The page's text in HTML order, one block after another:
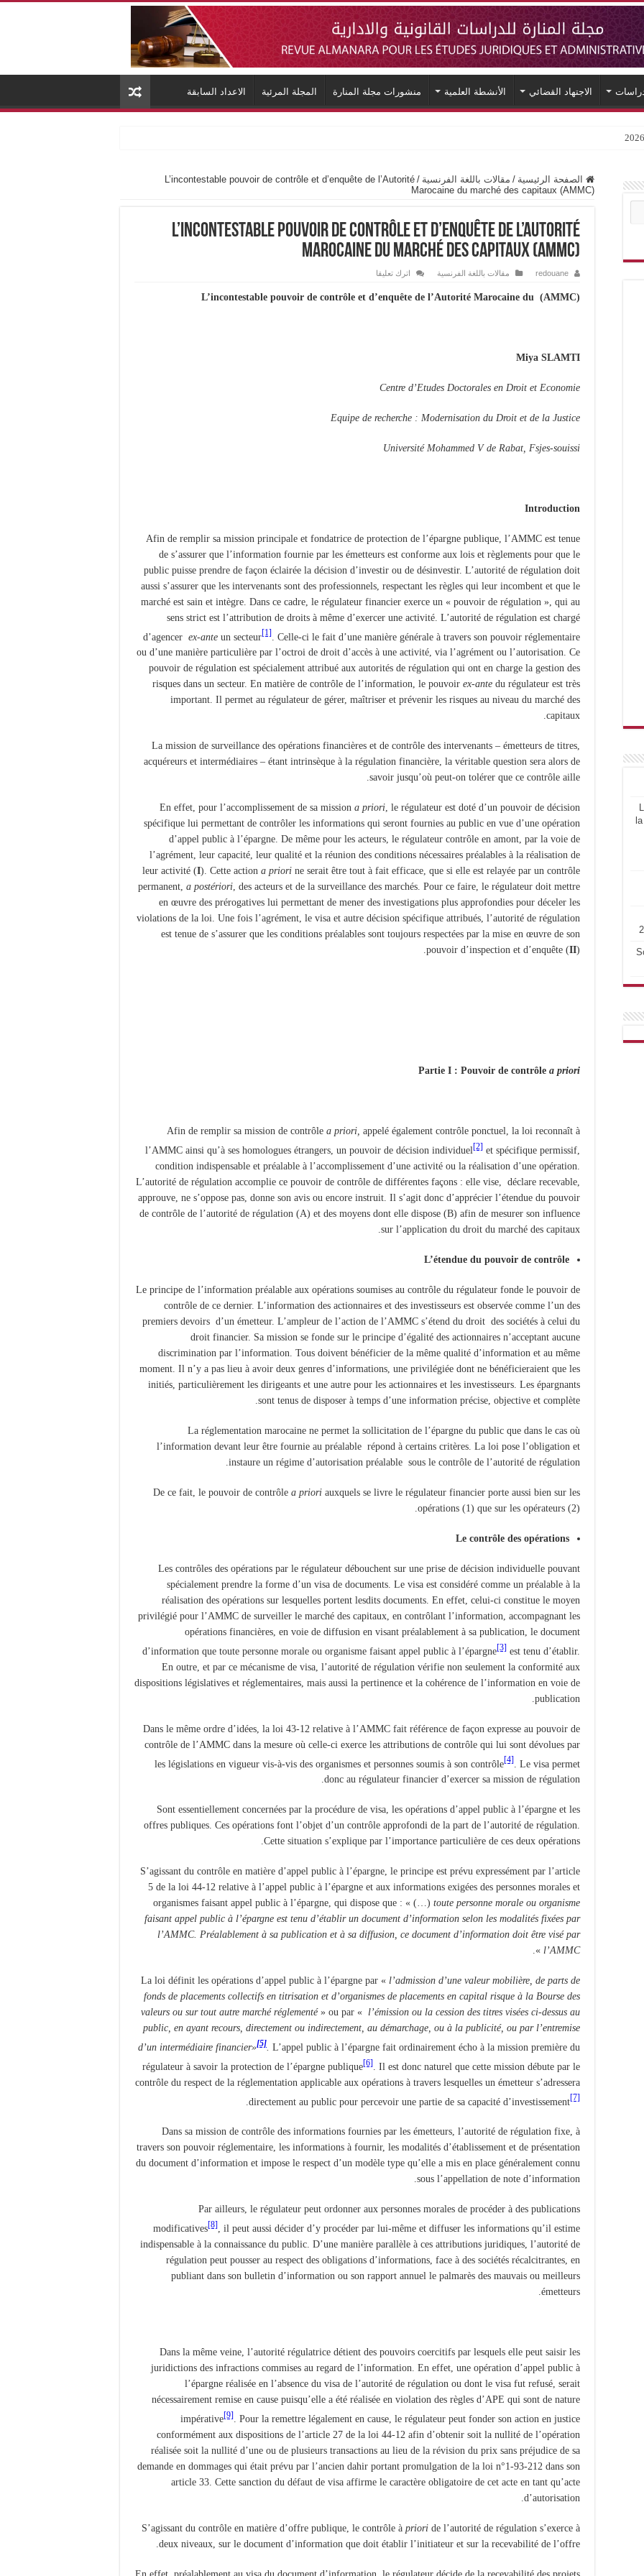
الاجتهاد القضائي الأنشطة العلمية منشورات مجلة المنارة المجلة المرئية الاعداد السابقة
الصفحة الرئيسية / مقالات باللغة الفرنسية /
L’incontestable pouvoir de contrôle et d’enquête de l’Autorité
Marocaine du marché des capitaux (AMMC)
L’incontestable pouvoir de contrôle et d’enquête de l’Autorité
Marocaine du marché des capitaux (AMMC)
redouane مقالات باللغة الفرنسية اترك تعليقا
L’incontestable pouvoir de contrôle et d’enquête de l’Autorité Marocaine du (AMMC)
Miya SLAMTI
Centre d’Etudes Doctorales en Droit et Economie
Equipe de recherche : Modernisation du Droit et de la Justice
Université Mohammed V de Rabat, Fsjes-souissi
Introduction
Afin de remplir sa mission principale et fondatrice de protection de l’épargne publique, l’AMMC est tenue
de s’assurer que l’information fournie par les émetteurs est conforme aux lois et règlements pour que le
public puisse prendre de façon éclairée la décision d’investir ou de désinvestir. L’autorité de régulation doit
aussi s’assurer que les intervenants sont des professionnels, respectant les règles qui leur incombent et que le
marché est sain et intègre. Dans ce cadre, le régulateur financier exerce un « pouvoir de régulation », qui au
sens strict est l’attribution de droits à même d’exercer une activité. L’autorité de régulation est chargé
d’agencer ex-ante un secteur [1]
. Celle-ci le fait d’une manière générale à travers son pouvoir réglementaire
ou d’une manière particulière par l’octroi de droit d’accès à une activité, via l’agrément ou l’autorisation. Ce
pouvoir de régulation est spécialement attribué aux autorités de régulation qui ont en charge la gestion des
risques dans un secteur. En matière de contrôle de l’information, le pouvoir ex-ante du régulateur est très
important. Il permet au régulateur de gérer, maîtriser et prévenir les risques au niveau du marché des
capitaux.
La mission de surveillance des opérations financières et de contrôle des intervenants – émetteurs de titres,
acquéreurs et intermédiaires – étant intrinsèque à la régulation financière, la véritable question sera alors de
savoir jusqu’où peut-on tolérer que ce contrôle aille.
En effet, pour l’accomplissement de sa mission a priori, le régulateur est doté d’un pouvoir de décision
spécifique lui permettant de contrôler les informations qui seront fournies au public en vue d’une opération
d’appel public à l’épargne. De même pour les acteurs, le régulateur contrôle en amont, par la voie de
l’agrément, leur capacité, leur qualité et la réunion des conditions nécessaires préalables à la réalisation de
leur activité (I). Cette action a priori ne serait être tout à fait efficace, que si elle est relayée par un contrôle
permanent, a postériori, des acteurs et de la surveillance des marchés. Pour ce faire, le régulateur doit mettre
en œuvre des prérogatives lui permettant de mener des investigations plus approfondies pour déceler les
violations de la loi. Une fois l’agrément, le visa et autre décision spécifique attribués, l’autorité de régulation
est tenue de s’assurer que les conditions préalables sont toujours respectées par la mise en œuvre de son
pouvoir d’inspection et d’enquête (II).
Partie I : Pouvoir de contrôle a priori
Afin de remplir sa mission de contrôle a priori, appelé également contrôle ponctuel, la loi reconnaît à
l’AMMC ainsi qu’à ses homologues étrangers, un pouvoir de décision individuel [2]
et spécifique permissif,
condition indispensable et préalable à l’accomplissement d’une activité ou la réalisation d’une opération.
L’autorité de régulation accomplie ce pouvoir de contrôle de différentes façons : elle vise, déclare recevable,
approuve, ne s’oppose pas, donne son avis ou encore instruit. Il s’agit donc d’apprécier l’étendue du pouvoir
de contrôle de l’autorité de régulation (A) et des moyens dont elle dispose (B) afin de mesurer son influence
sur l’application du droit du marché des capitaux.
L’étendue du pouvoir de contrôle
Le principe de l’information préalable aux opérations soumises au contrôle du régulateur fonde le pouvoir de
contrôle de ce dernier. L’information des actionnaires et des investisseurs est observée comme l’un des
premiers devoirs d’un émetteur. L’ampleur de l’action de l’AMMC s’étend du droit des sociétés à celui du
droit financier. Sa mission se fonde sur le principe d’égalité des actionnaires n’acceptant aucune
discrimination par l’information. Tous doivent bénéficier de la même qualité d’information et au même
moment. Il n’y a pas lieu à avoir deux genres d’informations, une privilégiée dont ne bénéficieraient que les
initiés, particulièrement les dirigeants et une autre pour les actionnaires et les investisseurs. Les épargnants
sont tenus de disposer à temps d’une information précise, objective et complète.
La réglementation marocaine ne permet la sollicitation de l’épargne du public que dans le cas où
l’information devant leur être fournie au préalable répond à certains critères. La loi pose l’obligation et
instaure un régime d’autorisation préalable sous le contrôle de l’autorité de régulation.
De ce fait, le pouvoir de contrôle a priori auxquels se livre le régulateur financier porte aussi bien sur les
opérations (1) que sur les opérateurs (2).
Le contrôle des opérations
Les contrôles des opérations par le régulateur débouchent sur une prise de décision individuelle pouvant
spécialement prendre la forme d’un visa de documents. Le visa est considéré comme un préalable à la
réalisation des opérations sur lesquelles portent lesdits documents. En effet, celui-ci constitue le moyen
privilégié pour l’AMMC de surveiller le marché des capitaux, en contrôlant l’information, accompagnant les
opérations financières, en voie de diffusion en visant préalablement à sa publication, le document
d’information que toute personne morale ou organisme faisant appel public à l’épargne [3]
est tenu d’établir.
En outre, et par ce mécanisme de visa, l’autorité de régulation vérifie non seulement la conformité aux
dispositions législatives et réglementaires, mais aussi la pertinence et la cohérence de l’information en voie de
publication.
Dans le même ordre d’idées, la loi 43-12 relative à l’AMMC fait référence de façon expresse au pouvoir de
contrôle de l’AMMC dans la mesure où celle-ci exerce les attributions de contrôle qui lui sont dévolues par
les législations en vigueur vis-à-vis des organismes et personnes soumis à son contrôle [4]
. Le visa permet
donc au régulateur financier d’exercer sa mission de régulation.
Sont essentiellement concernées par la procédure de visa, les opérations d’appel public à l’épargne et les
offres publiques. Ces opérations font l’objet d’un contrôle approfondi de la part de l’autorité de régulation.
Cette situation s’explique par l’importance particulière de ces deux opérations.
S’agissant du contrôle en matière d’appel public à l’épargne, le principe est prévu expressément par l’article
5 de la loi 44-12 relative à l’appel public à l’épargne et aux informations exigées des personnes morales et
organismes faisant appel public à l’épargne, qui dispose que : « (…) toute personne morale ou organisme
faisant appel public à l’épargne est tenu d’établir un document d’information selon les modalités fixées par
l’AMMC. Préalablement à sa publication et à sa diffusion, ce document d’information doit être visé par
l’AMMC
».
La loi définit les opérations d’appel public à l’épargne par « l’admission d’une valeur mobilière, de parts de
fonds de placements collectifs en titrisation et d’organismes de placements en capital risque à la Bourse des
valeurs ou sur tout autre marché réglementé» ou par « l’émission ou la cession des titres visées ci-dessus au
public, en ayant recours, directement ou indirectement, au démarchage, ou à la publicité, ou par l’entremise
d’un intermédiaire financier»[5]. L’appel public à l’épargne fait ordinairement écho à la mission première du
régulateur à savoir la protection de l’épargne publique[6]
. Il est donc naturel que cette mission débute par le
contrôle du respect de la réglementation applicable aux opérations à travers lesquelles un émetteur s’adressera
directement au public pour percevoir une partie de sa capacité d’investissement [7]
Dans sa mission de contrôle des informations fournies par les émetteurs, l’autorité de régulation fixe, à
travers son pouvoir réglementaire, les informations à fournir, les modalités d’établissement et de présentation
du document d’information et impose le respect d’un modèle type qu’elle a mis en place généralement connu
sous l’appellation de note d’information.
Par ailleurs, le régulateur peut ordonner aux personnes morales de procéder à des publications
modificatives [8] , il peut aussi décider d’y procéder par lui-même et diffuser les informations qu’il estime
indispensable à la connaissance du public. D’une manière parallèle à ces attributions juridiques, l’autorité de
régulation peut pousser au respect des obligations d’informations, face à des sociétés récalcitrantes, en
publiant dans son bulletin d’information ou son rapport annuel le palmarès des mauvais ou meilleurs
émetteurs.
Dans la même veine, l’autorité régulatrice détient des pouvoirs coercitifs par lesquels elle peut saisir les
juridictions des infractions commises au regard de l’information. En effet, une opération d’appel public à
l’épargne réalisée en l’absence du visa de l’autorité de régulation ou dont le visa fut refusé, serait
nécessairement remise en cause puisqu’elle a été réalisée en violation des règles d’APE qui sont de nature
impérative[9]
. Pour la remettre légalement en cause, le régulateur peut fonder son action en justice
conformément aux dispositions de l’article 27 de la loi 44-12 afin d’obtenir soit la nullité de l’opération
réalisée soit la nullité d’une ou de plusieurs transactions au lieu de la révision du prix sans préjudice de sa
demande en dommages qui était prévu par l’ancien dahir portant promulgation de la loi n°1-93-212 dans son
article 33. Cette sanction du défaut de visa affirme le caractère obligatoire de cet acte en tant qu’acte
d’autorisation.
S’agissant du contrôle en matière d’offre publique, le contrôle à priori de l’autorité de régulation s’exerce à
deux niveaux, sur le document d’information que doit établir l’initiateur et sur la recevabilité de l’offre.